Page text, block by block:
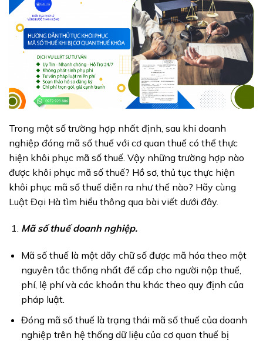
Trong một số trường hợp nhất định, sau khi doanh
nghiệp đóng mã số thuế với cơ quan thuế có thể thực
hiện khôi phục mã số thuế. Vậy những trường hợp nào
được khôi phục mã số thuế? Hồ sơ, thủ tục thực hiện
khôi phục mã số thuế diễn ra như thế nào? Hãy cùng
Luật Đại Hà tìm hiểu thông qua bài viết dưới đây.
Mã số thuế doanh nghiệp.
Mã số thuế là một dãy chữ số được mã hóa theo một
nguyên tắc thống nhất để cấp cho người nộp thuế,
phí, lệ phí và các khoản thu khác theo quy định của
pháp luật.
Đóng mã số thuế là trạng thái mã số thuế của doanh
nghiệp trên hệ thống dữ liệu của cơ quan thuế bị